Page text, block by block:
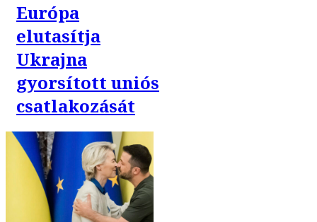
Európa
elutasítja
Ukrajna
gyorsított uniós
csatlakozását